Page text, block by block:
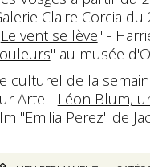
Claire Corcia
Le vent se lève" -
" au musée
culturel de la
Arte - Léon Blum,
"Emilia Perez" de